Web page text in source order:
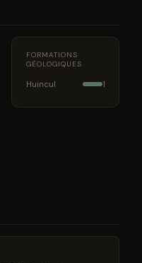
FORMATIONS
GÉOLOGIQUES
Huincul 1